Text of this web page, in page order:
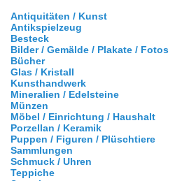
Antiquitäten / Kunst
Antikspielzeug
Besteck
Bilder / Gemälde / Plakate / Fotos
Bücher
Glas / Kristall
Kunsthandwerk
Mineralien / Edelsteine
Münzen
Möbel / Einrichtung / Haushalt
Porzellan / Keramik
Puppen / Figuren / Plüschtiere
Sammlungen
Schmuck / Uhren
Teppiche